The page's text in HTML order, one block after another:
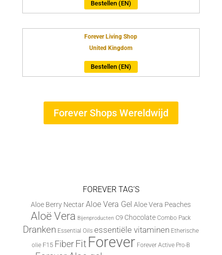
Bestellen (EN)
Forever Living Shop
United Kingdom
Bestellen (EN)
Forever Shops Wereldwijd
FOREVER TAG’S
Aloe Berry Nectar Aloe Vera Gel Aloe Vera Peaches
Aloë Vera Bijenproducten C9 Chocolate Combo Pack
Dranken Essential Oils essentiële vitaminen Etherische
olie F15 FiberFit Forever Forever Active Pro-B